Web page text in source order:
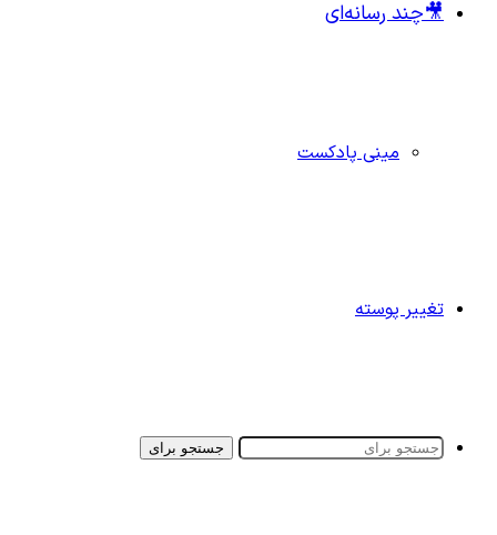
🎥چند رسانه‌ای
مینی پادکست
تغییر پوسته
جستجو برای